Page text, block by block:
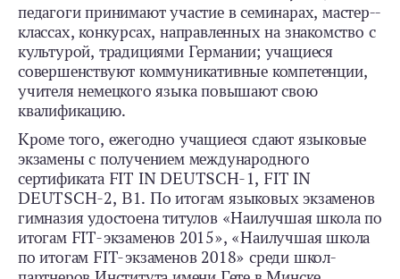
педагоги принимают участие в семинарах, мастер-­
классах, конкурсах, направленных на знакомство с
культурой, традициями Германии; учащиеся
совершенствуют коммуникативные компетенции,
учителя немецкого языка повышают свою
квалификацию.
Кроме того, ежегодно учащиеся сдают языковые
экзамены с получением международного
сертификата FIT IN DEUTSCH‑1, FIT IN
DEUTSCH‑2, B1. По итогам языковых экзаменов
гимназия удостоена титулов «Наилучшая школа по
итогам FIT‑экзаменов 2015», «Наилучшая школа
по итогам FIT‑экзаменов 2018» среди школ-